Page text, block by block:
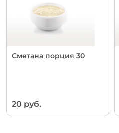
Сметана порция 30
20 руб.